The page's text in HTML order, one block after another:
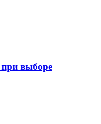
выборе